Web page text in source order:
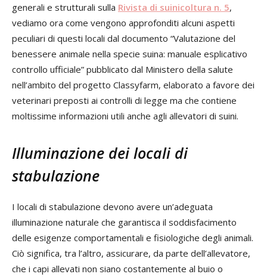
generali e strutturali sulla Rivista di suinicoltura n. 5,
vediamo ora come vengono approfonditi alcuni aspetti
peculiari di questi locali dal documento “Valutazione del
benessere animale nella specie suina: manuale esplicativo
controllo ufficiale” pubblicato dal Ministero della salute
nell’ambito del progetto Classyfarm, elaborato a favore dei
veterinari preposti ai controlli di legge ma che contiene
moltissime informazioni utili anche agli allevatori di suini.
Illuminazione dei locali di
stabulazione
I locali di stabulazione devono avere un’adeguata
illuminazione naturale che garantisca il soddisfacimento
delle esigenze comportamentali e fisiologiche degli animali.
Ciò significa, tra l’altro, assicurare, da parte dell’allevatore,
che i capi allevati non siano costantemente al buio o